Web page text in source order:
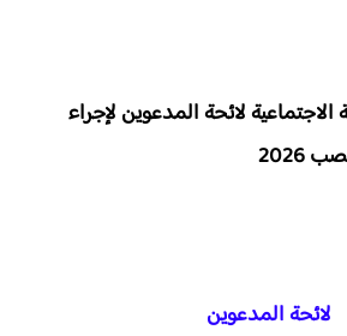
لائحة المدعوين لإجراء
لائحة المدعوين